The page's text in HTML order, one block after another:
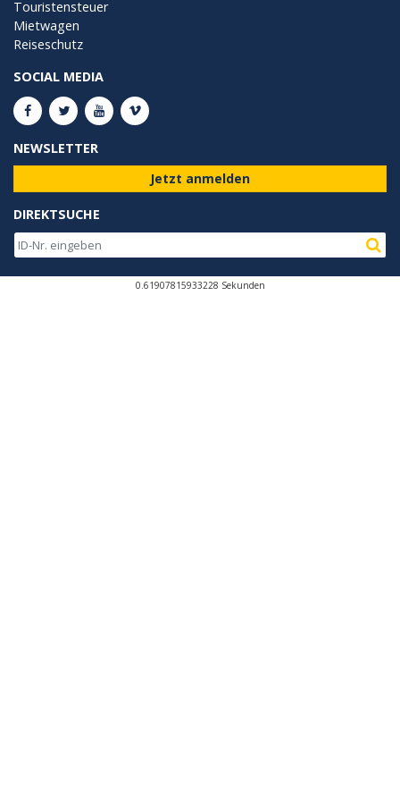
Touristensteuer
Mietwagen
Reiseschutz
SOCIAL MEDIA
NEWSLETTER
Jetzt anmelden
DIREKTSUCHE
0.61907815933228 Sekunden